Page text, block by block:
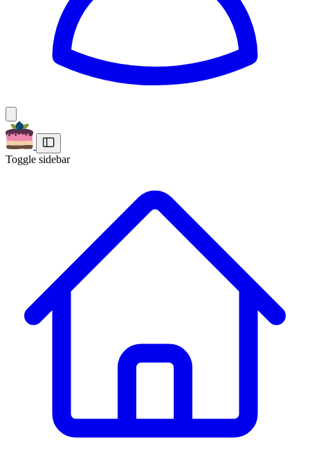
Toggle sidebar